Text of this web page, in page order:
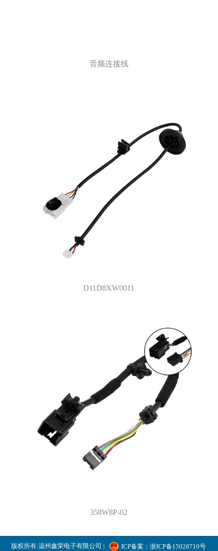
音频连接线
D11D8XW0011
358W8P-02
版权所有:温州鑫荣电子有限公司 | ICP备案：浙ICP备15028710号